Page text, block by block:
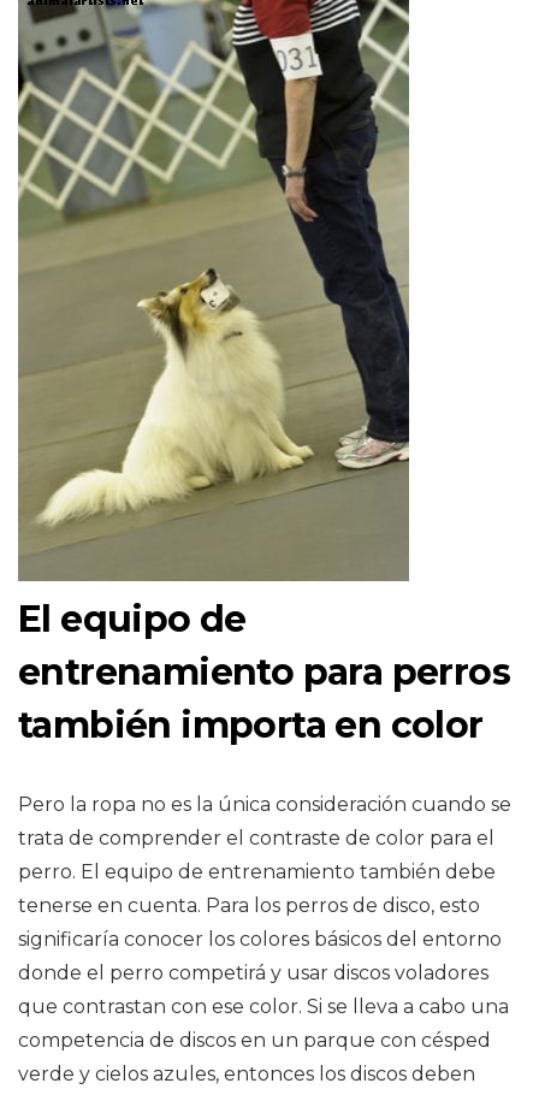
El equipo de
entrenamiento para perros
también importa en color
Pero la ropa no es la única consideración cuando se
trata de comprender el contraste de color para el
perro. El equipo de entrenamiento también debe
tenerse en cuenta. Para los perros de disco, esto
significaría conocer los colores básicos del entorno
donde el perro competirá y usar discos voladores
que contrastan con ese color. Si se lleva a cabo una
competencia de discos en un parque con césped
verde y cielos azules, entonces los discos deben